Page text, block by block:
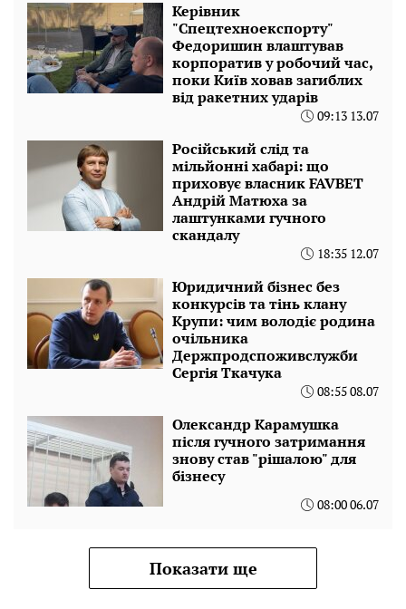
Керівник
"Спецтехноекспорту"
Федоришин влаштував
корпоратив у робочий час,
поки Київ ховав загиблих
від ракетних ударів
09:13 13.07
Російський слід та
мільйонні хабарі: що
приховує власник FAVBET
Андрій Матюха за
лаштунками гучного
скандалу
18:35 12.07
Юридичний бізнес без
конкурсів та тінь клану
Крупи: чим володіє родина
очільника
Держпродспоживслужби
Сергія Ткачука
08:55 08.07
Олександр Карамушка
після гучного затримання
знову став "рішалою" для
бізнесу
08:00 06.07
Показати ще